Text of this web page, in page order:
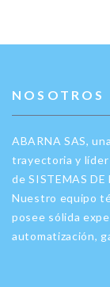
NOSOTROS
ABARNA SAS,
trayectoria y
de SISTEMAS DE
Nuestro equipo
posee sólida
automatización,